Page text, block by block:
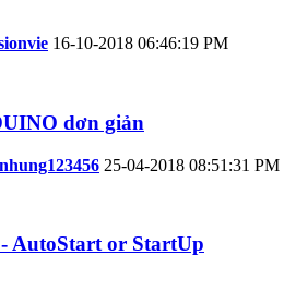
16-10-2018 06:46:19 PM
dơn giản
25-04-2018 08:51:31 PM
AutoStart or StartUp